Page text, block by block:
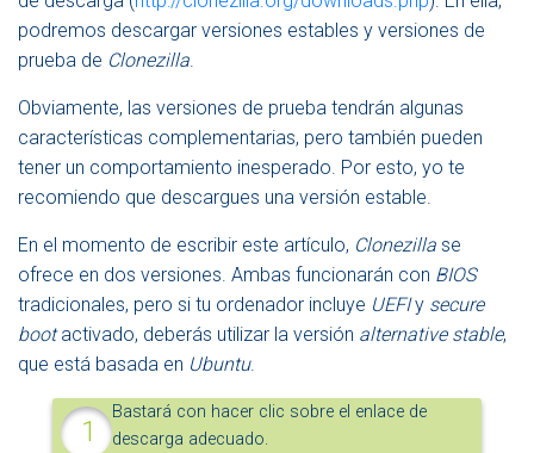
podremos descargar versiones estables y versiones de
prueba de Clonezilla
Obviamente, las versiones de prueba tendrán algunas
características complementarias, pero también pueden
tener un comportamiento inesperado. Por esto, yo te
recomiendo que descargues una versión estable.
En el momento de escribir este artículo, Clonezilla se
ofrece en dos versiones. Ambas funcionarán con BIOS
tradicionales, pero si tu ordenador incluye UEFIy secure
bootactivado, deberás utilizar la versión alternative stable,
que está basada en Ubuntu.
Bastará con hacer clic sobre el enlace de
descarga adecuado.